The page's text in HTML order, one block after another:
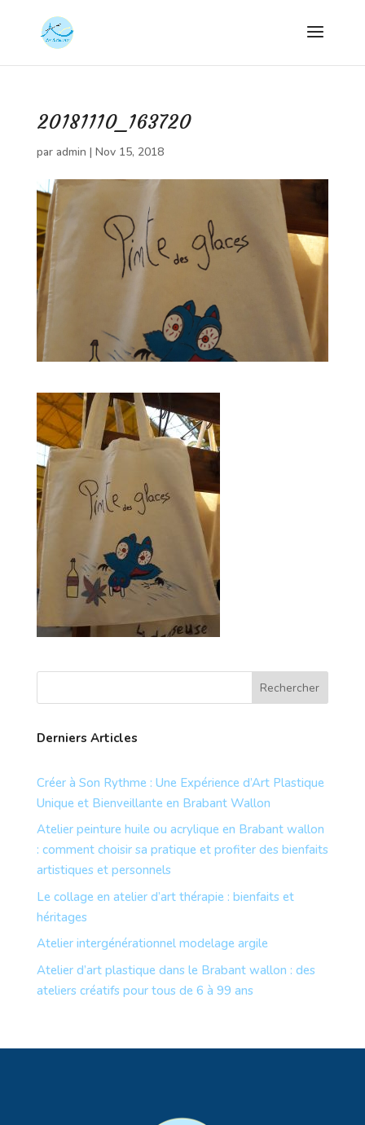
20181110_163720
par admin | Nov 15, 2018
Derniers Articles
Créer à Son Rythme : Une Expérience d’Art Plastique
Unique et Bienveillante en Brabant Wallon
Atelier peinture huile ou acrylique en Brabant wallon
: comment choisir sa pratique et profiter des bienfaits
artistiques et personnels
Le collage en atelier d’art thérapie : bienfaits et
héritages
Atelier intergénérationnel modelage argile
Atelier d’art plastique dans le Brabant wallon : des
ateliers créatifs pour tous de 6 à 99 ans